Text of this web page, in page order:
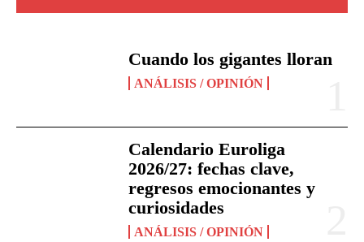
Cuando los gigantes lloran
ANÁLISIS / OPINIÓN
Calendario Euroliga
2026/27: fechas clave,
regresos emocionantes y
curiosidades
ANÁLISIS / OPINIÓN